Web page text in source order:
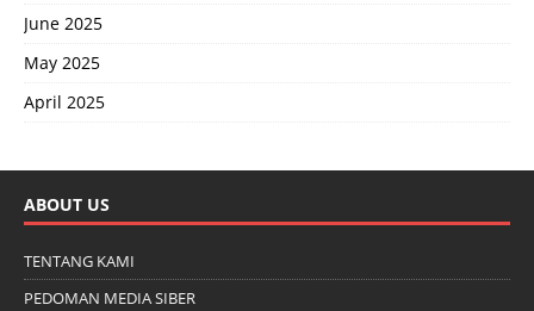
June 2025
May 2025
April 2025
ABOUT US
TENTANG KAMI
PEDOMAN MEDIA SIBER